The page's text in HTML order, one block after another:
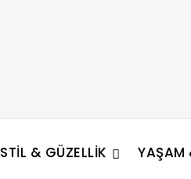
STIL & GÜZELLIK YAŞAM